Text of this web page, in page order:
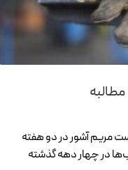
مریم آشور در دو هفته
در چهار دهه گذشته